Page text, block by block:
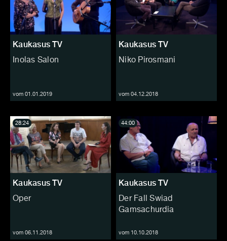
Kaukasus TV
Inolas Salon
vom 01.01.2019
Kaukasus TV
Niko Pirosmani
vom 04.12.2018
Kaukasus TV
Oper
vom 06.11.2018
28:24
Kaukasus TV
Der Fall Swiad
Gamsachurdia
vom 10.10.2018
44:00